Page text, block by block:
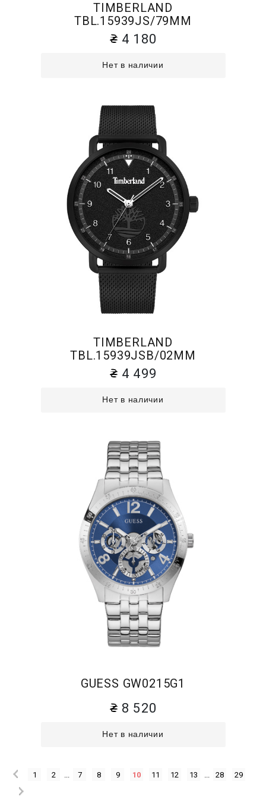
TIMBERLAND
TBL.15939JS/79MM
4 180
Нет в наличии
TIMBERLAND
TBL.15939JSB/02MM
4 499
Нет в наличии
GUESS GW0215G1
8 520
Нет в наличии
1 2 7 8 9 10 11 12 13 28 29